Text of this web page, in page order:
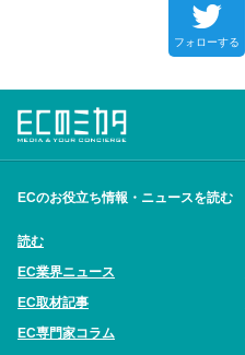
フォローする
ECのお役立ち情報・ニュースを読む
読む
EC業界ニュース
EC取材記事
EC専門家コラム